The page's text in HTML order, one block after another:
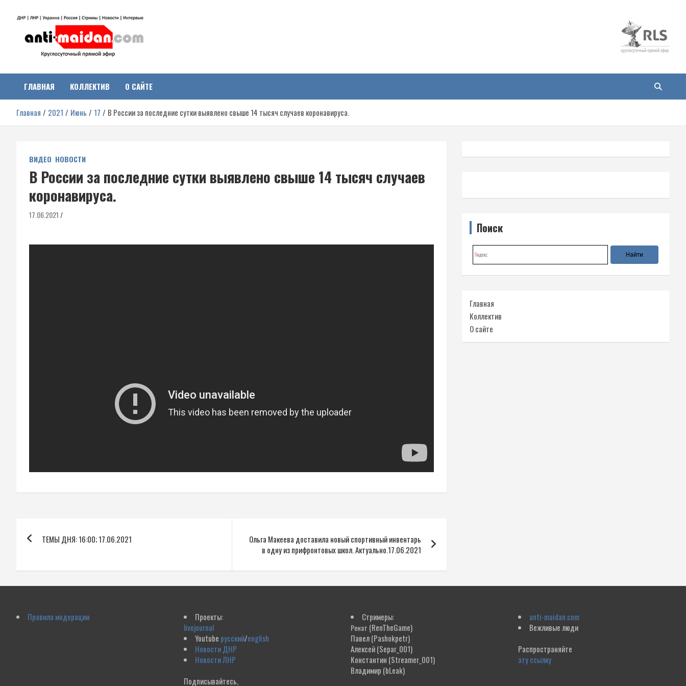
Антимайдан:
Гражданская война на
Украине
о гражданской войне на Украине, включая события в Новороссии,
ДНР, ЛНР и других регионах.
ГЛАВНАЯ КОЛЛЕКТИВ О САЙТЕ
Главная 2021 Июнь 17 В России за последние сутки выявлено свыше 14 тысяч случаев коронавируса.
ВИДЕО НОВОСТИ
В России за последние сутки выявлено свыше 14 тысяч случаев
коронавируса.
17.06.2021
Навигация
по
записям
ТЕМЫ ДНЯ: 16:00; 17.06.2021
Ольга Макеева доставила новый спортивный инвентарь
в одну из прифронтовых школ. Актуально.17.06.2021
Поиск
Главная
Коллектив
О сайте
Правила модерации
Проекты:
livejournal
Youtube русский/english
Новости ДНР
Новости ЛНР
Подписывайтесь,
Стримеры:
Ренат (RenTheGame)
Павел(Pashokpetr)
Алексей(Separ_001)
Константин (Streamer_001)
Владимир (bLeak)
anti-maidan.com
Вежливые люди
Распространяйте
эту ссылку